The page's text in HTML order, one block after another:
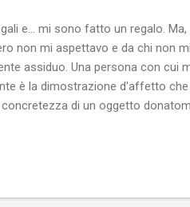
e... mi sono fatto un regalo.
non mi aspettavo e da chi non
assiduo. Una persona con cui
è la dimostrazione d'affetto
di un oggetto